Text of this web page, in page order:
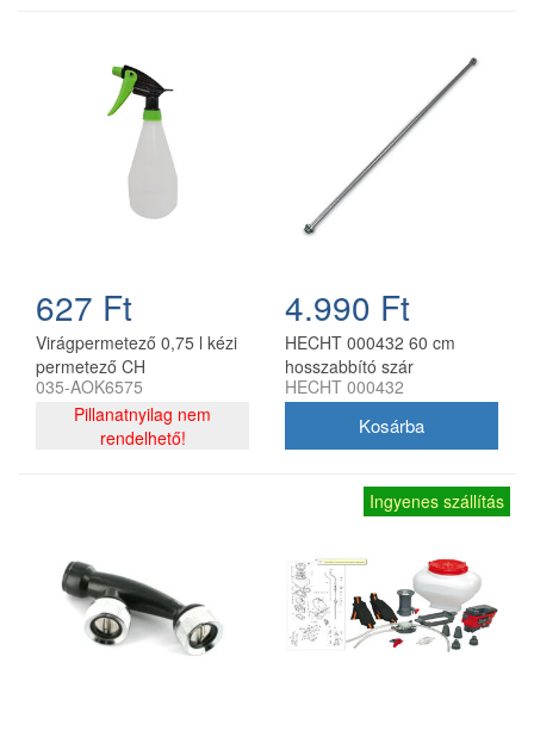
627 Ft
Virágpermetező 0,75 l kézi
permetező CH
035-AOK6575
Pillanatnyilag nem
rendelhető!
4.990 Ft
HECHT 000432 60 cm
hosszabbító szár
permetezőhöz
HECHT 000432
Ingyenes szállítás